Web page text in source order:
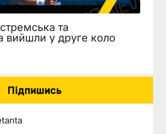
та
вийшли у друге коло
Підпишись